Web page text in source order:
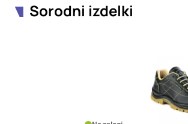
Sorodni izdelki